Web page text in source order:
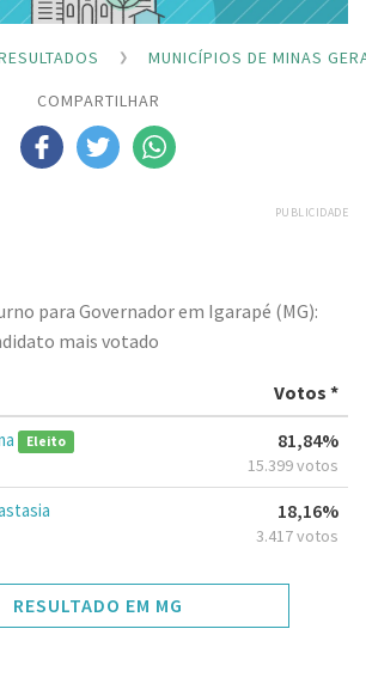
MUNICÍPIOS DE MINAS
COMPARTILHAR
PUBLICIDADE
para Governador em Igarapé (MG):
mais votado
Votos *
Eleito 81,84%
15.399 votos
18,16%
3.417 votos
RESULTADO EM MG